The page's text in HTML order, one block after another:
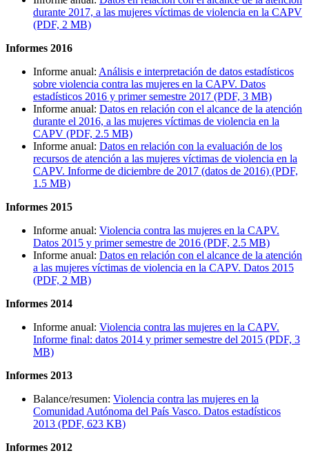
durante 2017, a las mujeres víctimas de violencia en la CAPV
(PDF, 2 MB)
Informes 2016
Informe anual: Análisis e interpretación de datos estadísticos
sobre violencia contra las mujeres en la CAPV. Datos
estadísticos 2016 y primer semestre 2017 (PDF, 3 MB)
Informe anual: Datos en relación con el alcance de la atención
durante el 2016, a las mujeres víctimas de violencia en la
CAPV (PDF, 2.5 MB)
Informe anual: Datos en relación con la evaluación de los
recursos de atención a las mujeres víctimas de violencia en la
CAPV. Informe de diciembre de 2017 (datos de 2016) (PDF,
1.5 MB)
Informes 2015
Informe anual: Violencia contra las mujeres en la CAPV.
Datos 2015 y primer semestre de 2016 (PDF, 2.5 MB)
Informe anual: Datos en relación con el alcance de la atención
a las mujeres víctimas de violencia en la CAPV. Datos 2015
(PDF, 2 MB)
Informes 2014
Informe anual: Violencia contra las mujeres en la CAPV.
Informe final: datos 2014 y primer semestre del 2015 (PDF, 3
MB)
Informes 2013
Balance/resumen: Violencia contra las mujeres en la
Comunidad Autónoma del País Vasco. Datos estadísticos
2013 (PDF, 623 KB)
Informes 2012